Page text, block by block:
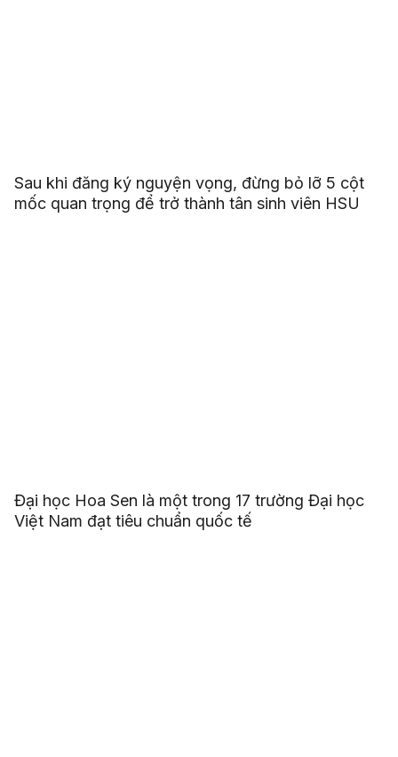
Sau khi đăng ký nguyện vọng, đừng bỏ lỡ 5 cột
mốc quan trọng để trở thành tân sinh viên HSU
Đại học Hoa Sen là một trong 17 trường Đại học
Việt Nam đạt tiêu chuẩn quốc tế